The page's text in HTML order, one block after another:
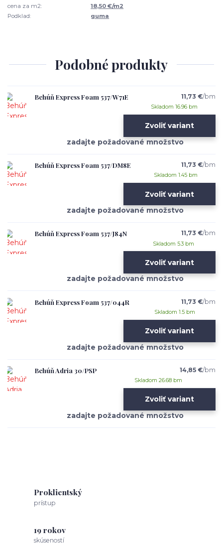
cena za m2:
18,50 €/m2
Podklad:
guma
Podobné produkty
Behúň Express Foam 537/W71E 11,73 €/bm
Skladom 16.96 bm
Zvoliť variant
Behúň Express Foam 537/DM8E 11,73 €/bm
Skladom 1.45 bm
Zvoliť variant
Behúň Express Foam 537/J84N 11,73 €/bm
Skladom 5.3 bm
Zvoliť variant
Behúň Express Foam 537/044R 11,73 €/bm
Skladom 1.5 bm
Zvoliť variant
Behúň Adria 30/PSP 14,85 €/bm
Skladom 26.68 bm
Zvoliť variant
Proklientský
prístup
19 rokov
skúseností